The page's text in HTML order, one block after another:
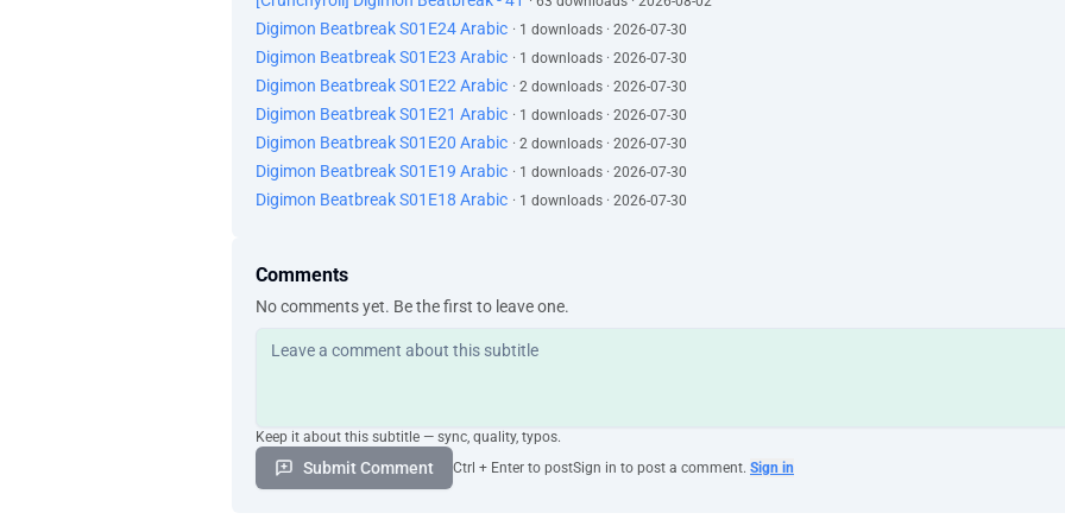
Digimon Beatbreak S01E24 Arabic · 1 downloads · 2026-07-30
Digimon Beatbreak S01E23 Arabic · 1 downloads · 2026-07-30
Digimon Beatbreak S01E22 Arabic · 2 downloads · 2026-07-30
Digimon Beatbreak S01E21 Arabic · 1 downloads · 2026-07-30
Digimon Beatbreak S01E20 Arabic · 2 downloads · 2026-07-30
Digimon Beatbreak S01E19 Arabic · 1 downloads · 2026-07-30
Digimon Beatbreak S01E18 Arabic · 1 downloads · 2026-07-30
Comments
No comments yet. Be the first to leave one.
Keep it about this subtitle — sync, quality, typos.
Submit Comment Ctrl + Enter to postSign in to post a comment. Sign in